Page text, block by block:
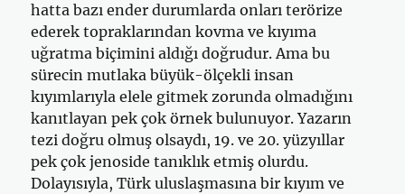
hatta bazı ender durumlarda onları terörize
ederek topraklarından kovma ve kıyıma
uğratma biçimini aldığı doğrudur. Ama bu
sürecin mutlaka büyük-ölçekli insan
kıyımlarıyla elele gitmek zorunda olmadığını
kanıtlayan pek çok örnek bulunuyor. Yazarın
tezi doğru olmuş olsaydı, 19. ve 20. yüzyıllar
pek çok jenoside tanıklık etmiş olurdu.
Dolayısıyla, Türk uluslaşmasına bir kıyım ve